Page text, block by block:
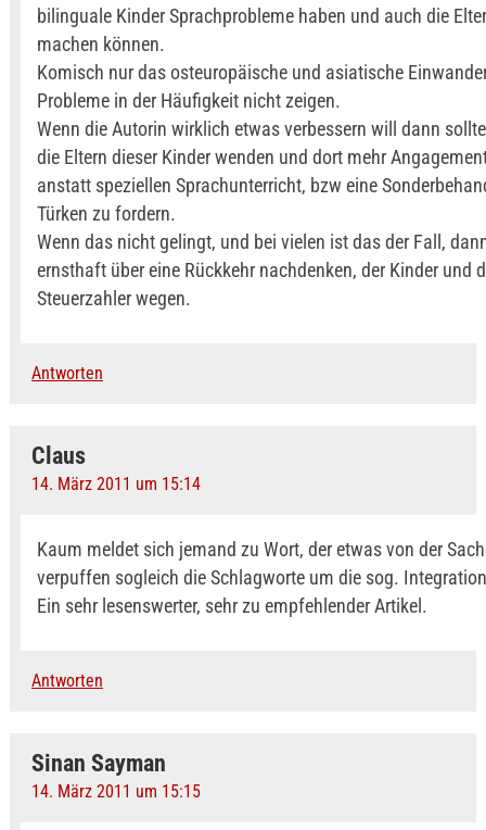
bilinguale Kinder Sprachprobleme haben und auch die
machen können.
Komisch nur das osteuropäische und asiatische
Probleme in der Häufigkeit nicht zeigen.
Wenn die Autorin wirklich etwas verbessern will dann
die Eltern dieser Kinder wenden und dort mehr
anstatt speziellen Sprachunterricht, bzw eine
Türken zu fordern.
Wenn das nicht gelingt, und bei vielen ist das der Fall,
ernsthaft über eine Rückkehr nachdenken, der Kinder und
Steuerzahler wegen.
Antworten
Claus
14. März 2011 um 15:14
Kaum meldet sich jemand zu Wort, der etwas von der
verpuffen sogleich die Schlagworte um die sog.
Ein sehr lesenswerter, sehr zu empfehlender Artikel.
Antworten
Sinan Sayman
14. März 2011 um 15:15